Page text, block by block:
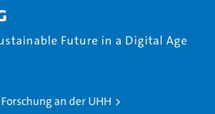
Future in a Digital Age
Forschung an der UHH